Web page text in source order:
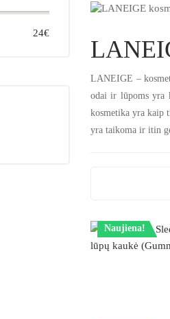
24€
LANEIGE –
odai ir lūpoms yra
kosmetika yra kaip
yra taikoma ir itin
Naujiena!